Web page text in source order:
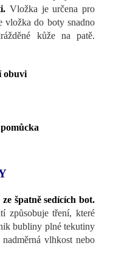
Vložka je určena pro
vložka do boty snadno
kůže na patě.
obuvi
špatně sedících bot.
způsobujetření, které
bubliny plné tekutiny
vlhkost nebo